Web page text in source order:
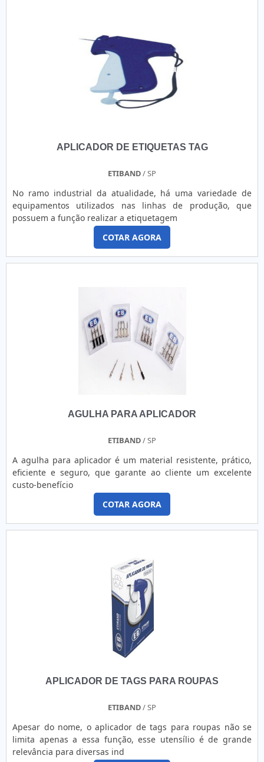
APLICADOR DE ETIQUETAS TAG
ETIBAND/ SP
No ramo industrial da atualidade, há uma variedade de
equipamentos utilizados nas linhas de produção, que
possuem a função realizar a etiquetagem
COTAR AGORA
AGULHA PARA APLICADOR
ETIBAND/ SP
A agulha para aplicador é um material resistente, prático,
eficiente e seguro, que garante ao cliente um excelente
custo-benefício
COTAR AGORA
APLICADOR DE TAGS PARA ROUPAS
ETIBAND/ SP
Apesar do nome, o aplicador de tags para roupas não se
limita apenas a essa função, esse utensílio é de grande
relevância para diversas ind